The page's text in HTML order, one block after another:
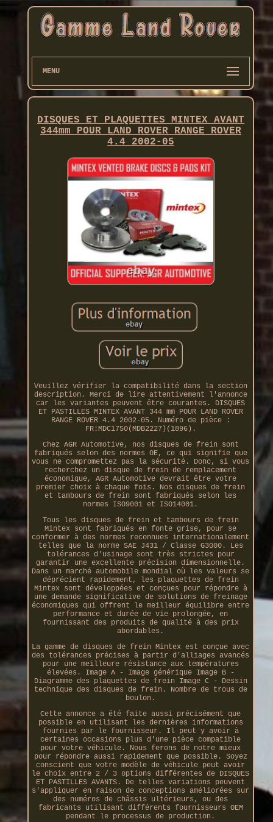
MENU
DISQUES ET PLAQUETTES MINTEX AVANT
344mm POUR LAND ROVER RANGE ROVER
4.4 2002-05
Veuillez vérifier la compatibilité dans la section
description. Merci de lire attentivement l'annonce
car les variantes peuvent être courantes. DISQUES
ET PASTILLES MINTEX AVANT 344 mm POUR LAND ROVER
RANGE ROVER 4.4 2002-05. Numéro de pièce :
FR:MDC1750(MDB2227)(1896).
Chez AGR Automotive, nos disques de frein sont
fabriqués selon des normes OE, ce qui signifie que
vous ne compromettez pas la sécurité. Donc, si vous
recherchez un disque de frein de remplacement
économique, AGR Automotive devrait être votre
premier choix à chaque fois. Nos disques de frein
et tambours de frein sont fabriqués selon les
normes ISO9001 et ISO14001.
Tous les disques de frein et tambours de frein
Mintex sont fabriqués en fonte grise, pour se
conformer à des normes reconnues internationalement
telles que la norme SAE J431 / Classe G3000. Les
tolérances d'usinage sont très strictes pour
garantir une excellente précision dimensionnelle.
Dans un marché automobile mondial où les valeurs se
déprécient rapidement, les plaquettes de frein
Mintex sont développées et conçues pour répondre à
une demande significative de solutions de freinage
économiques qui offrent le meilleur équilibre entre
performance et durée de vie prolongée, en
fournissant des produits de qualité à des prix
abordables.
La gamme de disques de frein Mintex est conçue avec
des tolérances précises à partir d'alliages avancés
pour une meilleure résistance aux températures
élevées. Image A - Image générique Image B -
Diagramme des plaquettes de frein Image C - Dessin
technique des disques de frein. Nombre de trous de
boulon.
Cette annonce a été faite aussi précisément que
possible en utilisant les dernières informations
fournies par le fournisseur. Il peut y avoir à
certaines occasions plus d'une pièce compatible
pour votre véhicule. Nous ferons de notre mieux
pour répondre aussi rapidement que possible. Soyez
conscient que votre modèle de véhicule peut avoir
le choix entre 2 / 3 options différentes de DISQUES
ET PASTILLES AVANTS. De telles variations peuvent
s'appliquer en raison de conceptions améliorées sur
des numéros de châssis ultérieurs, ou des
fabricants utilisant différents fournisseurs OEM
pendant le processus de production.